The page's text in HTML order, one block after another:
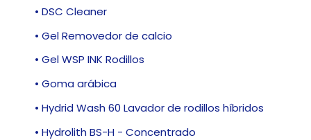
• DSC Cleaner
• Gel Removedor de calcio
• Gel WSP INK Rodillos
• Goma arábica
• Hydrid Wash 60 Lavador de rodillos híbridos
• Hydrolith BS-H - Concentrado